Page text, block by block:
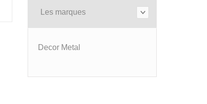
Les marques
Decor Metal